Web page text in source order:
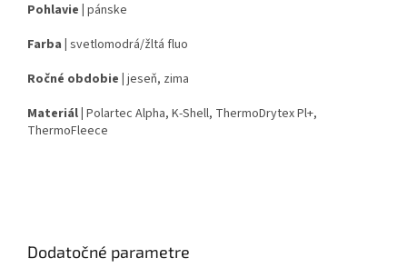
Pohlavie | pánske
Farba | svetlomodrá/žltá fluo
Ročné obdobie | jeseň, zima
Materiál | Polartec Alpha, K-Shell, ThermoDrytex Pl+,
ThermoFleece
Dodatočné parametre